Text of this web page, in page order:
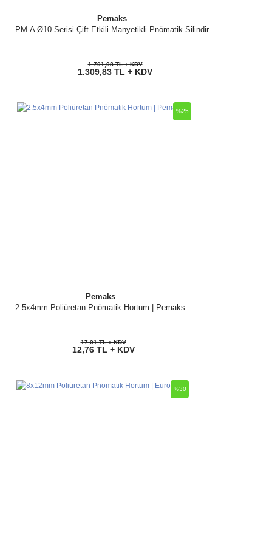
Pemaks
PM-A Ø10 Serisi Çift Etkili Manyetikli Pnömatik Silindir
1.701,08 TL + KDV
1.309,83 TL + KDV
Pemaks
2.5x4mm Poliüretan Pnömatik Hortum | Pemaks
%25
17,01 TL + KDV
12,76 TL + KDV
%30